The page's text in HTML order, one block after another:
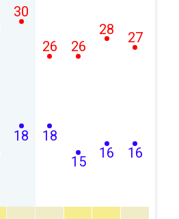
18
30
18
26
15
26
16
28
16
27